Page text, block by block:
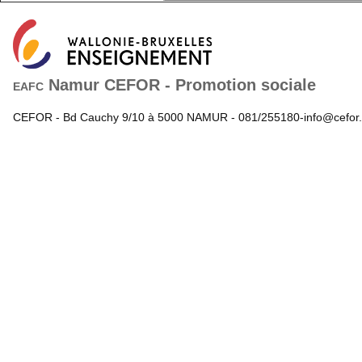
EAFC Namur CEFOR - Promotion sociale
CEFOR - Bd Cauchy 9/10 à 5000 NAMUR - 081/255180-